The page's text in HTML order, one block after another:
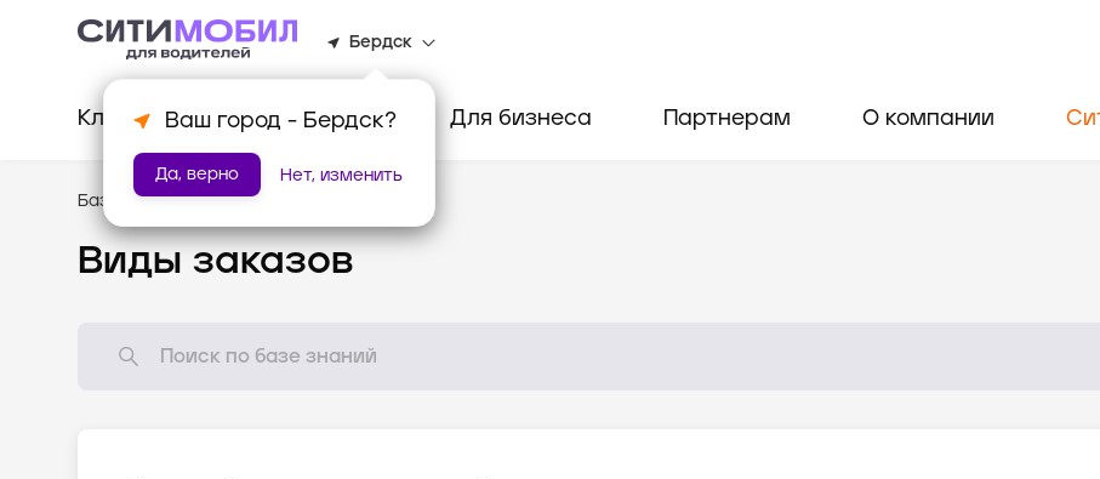
Бердск
Ваш город - Бердск?
Да, верно Нет, изменить
Клиентам Водителям Для бизнеса Партнерам О компании
База знаний /Доставка
Виды заказов